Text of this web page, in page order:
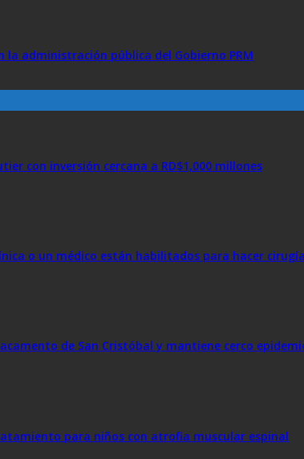
administración pública del Gobierno PRM
con inversión cercana a RD$1,000 millones
o un médico están habilitados para hacer
de San Cristóbal y mantiene cerco
para niños con atrofia muscular espinal